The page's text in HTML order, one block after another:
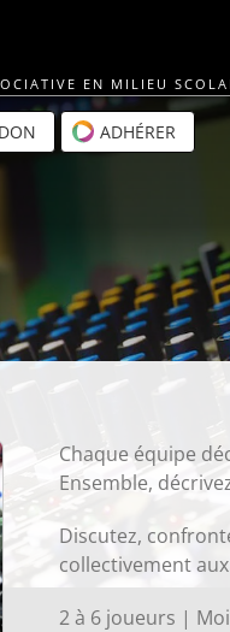
EN MILIEU
ADHÉRER
Chaque équipe
Ensemble,
Discutez,
collectivement
2 à 6 joueurs |